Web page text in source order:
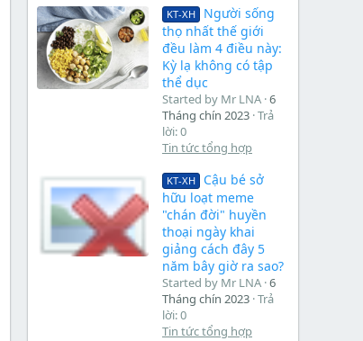
KT-XH
Người sống
thọ nhất thế giới
đều làm 4 điều này:
Kỳ lạ không có tập
thể dục
Started by Mr LNA 6
Tháng chín 2023 Trả
lời: 0
Tin tức tổng hợp
KT-XH
Cậu bé sở
hữu loạt meme
"chán đời" huyền
thoại ngày khai
giảng cách đây 5
năm bây giờ ra sao?
Started by Mr LNA 6
Tháng chín 2023 Trả
lời: 0
Tin tức tổng hợp